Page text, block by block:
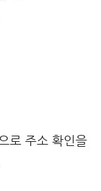
로 주소 확인을